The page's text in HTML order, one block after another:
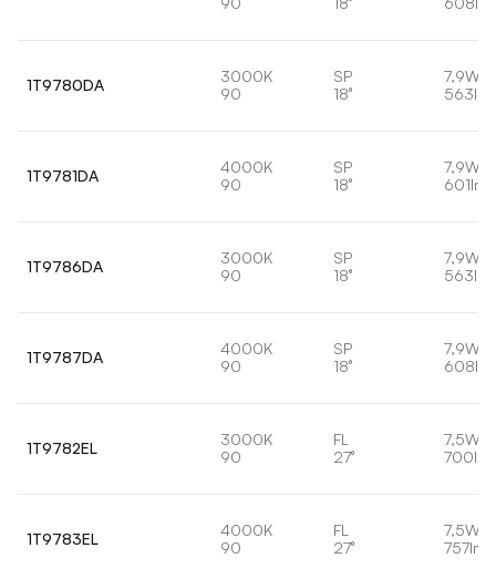
1T9780DA
3000K
90
SP
18°
7,9W
563lm
1T9781DA
4000K
90
SP
18°
7,9W
601lm
1T9786DA
3000K
90
SP
18°
7,9W
563lm
1T9787DA
4000K
90
SP
18°
7,9W
608lm
1T9782EL
3000K
90
FL
27°
7,5W
700lm
1T9783EL
4000K
90
FL
27°
7,5W
757lm